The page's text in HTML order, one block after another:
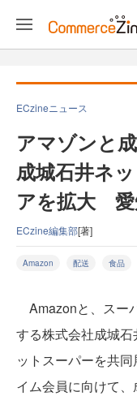
ECzineニュース
アマゾンと
成城石井ネ
アを拡大 愛
ECzine編集部[著]
Amazon 配送 食品
Amazonと、スー
する株式会社成城
ットスーパーを共
イム会員に向けて